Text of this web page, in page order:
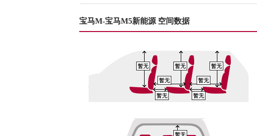
宝马M-宝马M5新能源 空间数据
暂无 暂无 暂无
暂无
暂无 暂无
暂无
暂无